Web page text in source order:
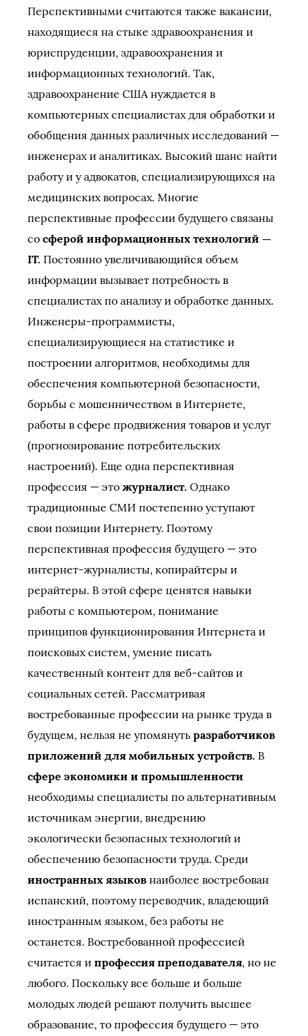
Перспективными считаются также вакансии,
находящиеся на стыке здравоохранения и
юриспруденции, здравоохранения и
информационных технологий. Так,
здравоохранение США нуждается в
компьютерных специалистах для обработки и
обобщения данных различных исследований —
инженерах и аналитиках. Высокий шанс найти
работу и у адвокатов, специализирующихся на
медицинских вопросах. Многие
перспективные профессии будущего связаны
со сферой информационных технологий —
IT. Постоянно увеличивающийся объем
информации вызывает потребность в
специалистах по анализу и обработке данных.
Инженеры-программисты,
специализирующиеся на статистике и
построении алгоритмов, необходимы для
обеспечения компьютерной безопасности,
борьбы с мошенничеством в Интернете,
работы в сфере продвижения товаров и услуг
(прогнозирование потребительских
настроений). Еще одна перспективная
профессия — это журналист. Однако
традиционные СМИ постепенно уступают
свои позиции Интернету. Поэтому
перспективная профессия будущего — это
интернет-журналисты, копирайтеры и
рерайтеры. В этой сфере ценятся навыки
работы с компьютером, понимание
принципов функционирования Интернета и
поисковых систем, умение писать
качественный контент для веб-сайтов и
социальных сетей. Рассматривая
востребованные профессии на рынке труда в
будущем, нельзя не упомянуть разработчиков
приложений для мобильных устройств. В
сфере экономики и промышленности
необходимы специалисты по альтернативным
источникам энергии, внедрению
экологически безопасных технологий и
обеспечению безопасности труда. Среди
иностранных языков наиболее востребован
испанский, поэтому переводчик, владеющий
иностранным языком, без работы не
останется. Востребованной профессией
считается и профессия преподавателя, но не
любого. Поскольку все больше и больше
молодых людей решают получить высшее
образование, то профессия будущего — это